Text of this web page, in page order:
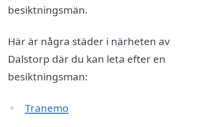
besiktningsmän.
Här är några städer i närheten av
Dalstorp där du kan leta efter en
besiktningsman:
Tranemo